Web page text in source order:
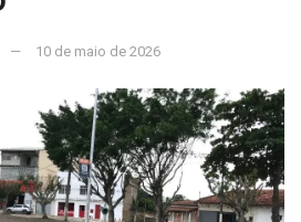
10 de maio de 2026